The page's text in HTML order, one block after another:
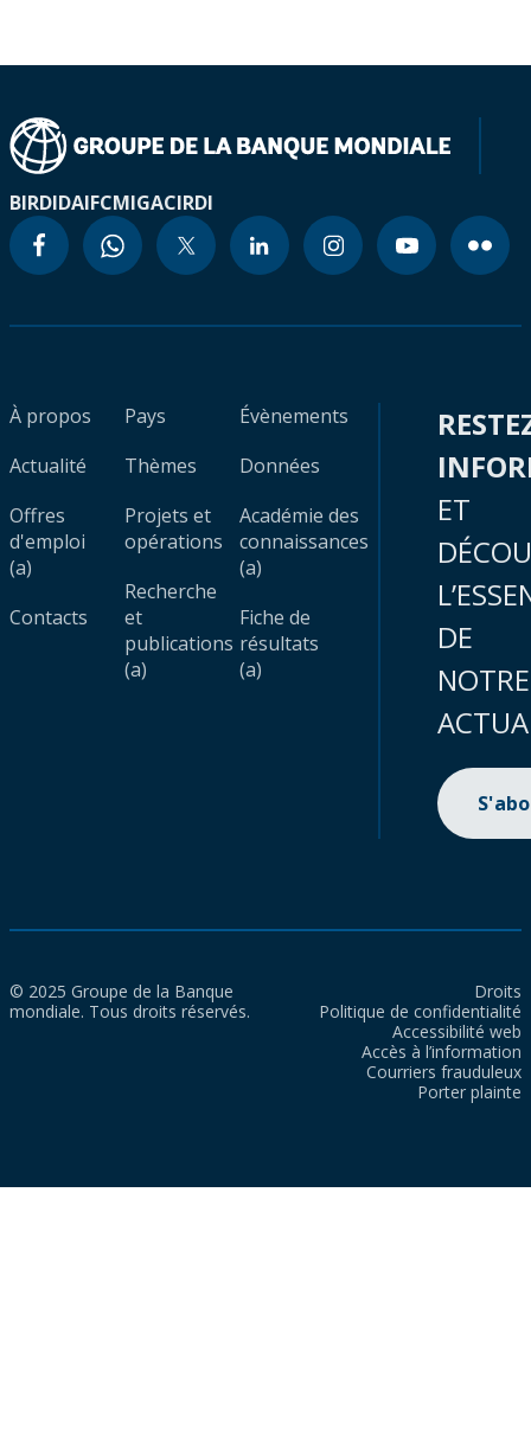
BIRDIDAIFCMIGACIRDI
À propos
Actualité
Offres
d'emploi
(a)
Contacts
Pays
Thèmes
Projets et
opérations
Recherche
et
publications
(a)
Évènements
Données
Académie des
connaissances
(a)
Fiche de
résultats
(a)
ET
DE
NOTRE
© 2025 Groupe de la Banque
mondiale. Tous droits réservés.
Droits
Politique de confidentialité
Accessibilité web
Accès à l’information
Courriers frauduleux
Porter plainte